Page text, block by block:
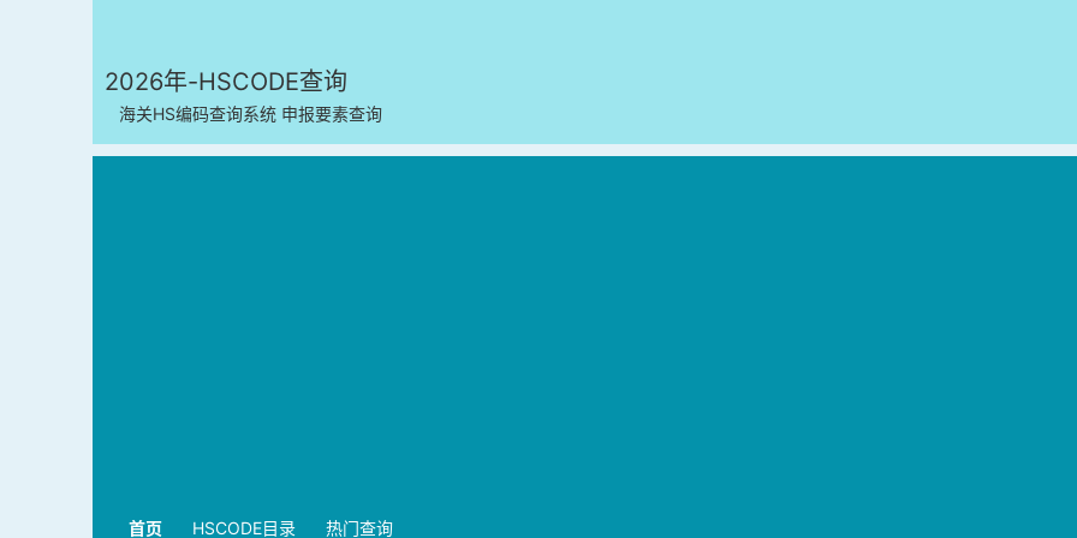
2026年-HSCODE查询
海关HS编码查询系统 申报要素查询
首页 HSCODE目录 热门查询